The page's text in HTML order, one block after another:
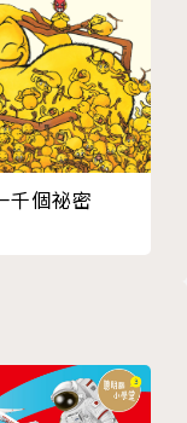
展現相關科技的
字，一網打盡臺
maker魂，用
千個祕密